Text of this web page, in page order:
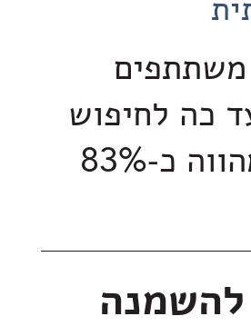
משתתפים
כה לחיפוש
אחר החומר החמקמק המהווה כ-83%
להשמנה